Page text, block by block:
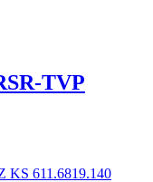
TVP